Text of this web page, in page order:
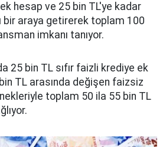
hesap ve 25 bin TL'ye kadar
bir araya getirerek toplam 100
imkanı tanıyor.
25 bin TL sıfır faizli krediye ek
TL arasında değişen faizsiz
toplam 50 ila 55 bin TL